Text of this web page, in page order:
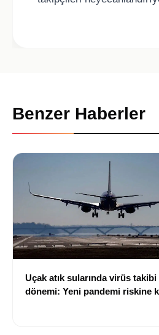
Benzer Haberler
Uçak atık sularında virüs takibi
dönemi: Yeni pandemi riskine